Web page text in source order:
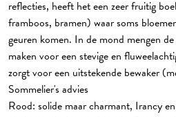
reflecties, heeft het een zeer fruitig
framboos, bramen) waar soms
geuren komen. In de mond mengen
maken voor een stevige en
zorgt voor een uitstekende bewaker
Sommelier's advies
Rood: solide maar charmant, Irancy